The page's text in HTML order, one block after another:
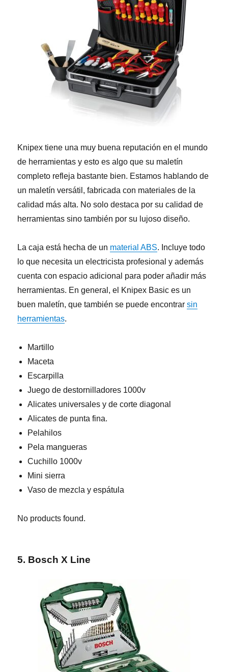
Knipex tiene una muy buena reputación en el mundo
de herramientas y esto es algo que su maletín
completo refleja bastante bien. Estamos hablando de
un maletín versátil, fabricada con materiales de la
calidad más alta. No solo destaca por su calidad de
herramientas sino también por su lujoso diseño.
La caja está hecha de un material ABS. Incluye todo
lo que necesita un electricista profesional y además
cuenta con espacio adicional para poder añadir más
herramientas. En general, el Knipex Basic es un
buen maletín, que también se puede encontrarsin
herramientas.
Martillo
Maceta
Escarpilla
Juego de destornilladores 1000v
Alicates universales y de corte diagonal
Alicates de punta fina.
Pelahilos
Pela mangueras
Cuchillo 1000v
Mini sierra
Vaso de mezcla y espátula
No products found.
5. Bosch X Line